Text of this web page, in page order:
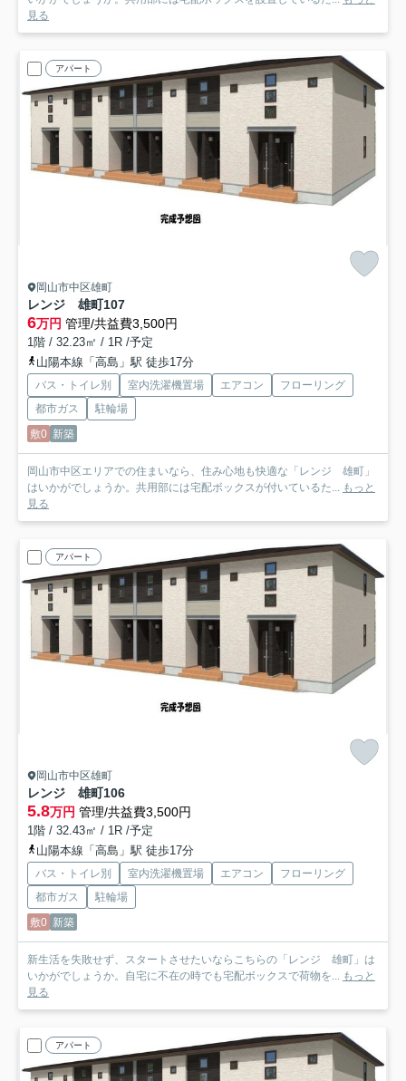
見る
アパート
岡山市中区雄町
レンジ 雄町107
6万円 管理/共益費3,500円
1階 / 32.23㎡ / 1R /予定
山陽本線「高島」駅 徒歩17分
バス・トイレ別 室内洗濯機置場 エアコン
フローリング
都市ガス
駐輪場
敷0 新築
岡山市中区エリアでの住まいなら、住み心地も快適な「レンジ 雄町」
はいかがでしょうか。共用部には宅配ボックスが付いているた... もっと
見る
アパート
岡山市中区雄町
レンジ 雄町106
5.8万円 管理/共益費3,500円
1階 / 32.43㎡ / 1R /予定
山陽本線「高島」駅 徒歩17分
バス・トイレ別 室内洗濯機置場 エアコン
フローリング
都市ガス
駐輪場
敷0 新築
新生活を失敗せず、スタートさせたいならこちらの「レンジ 雄町」は
いかがでしょうか。自宅に不在の時でも宅配ボックスで荷物を... もっと
見る
アパート